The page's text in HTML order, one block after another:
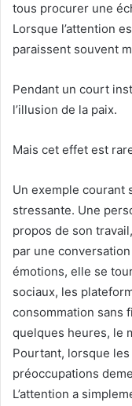
tous procurer une
Lorsque l’attention
paraissent souvent
Pendant un court
l’illusion de la paix.
Mais cet effet est
Un exemple courant
stressante. Une
propos de son
par une
émotions, elle se
sociaux, les
consommation sans
quelques heures, le
Pourtant, lorsque
préoccupations
L’attention a